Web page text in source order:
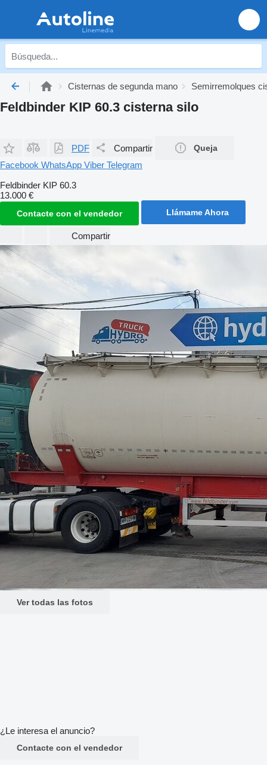
Cisternas de segunda mano Semirremolques
Feldbinder KIP 60.3 cisterna silo
PDF Compartir Queja
Facebook WhatsApp Viber Telegram
Feldbinder KIP 60.3
13.000 €
Contacte con el vendedor Llámame Ahora
Compartir
Ver todas las fotos
¿Le interesa el anuncio?
Contacte con el vendedor